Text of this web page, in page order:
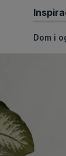
Dom i